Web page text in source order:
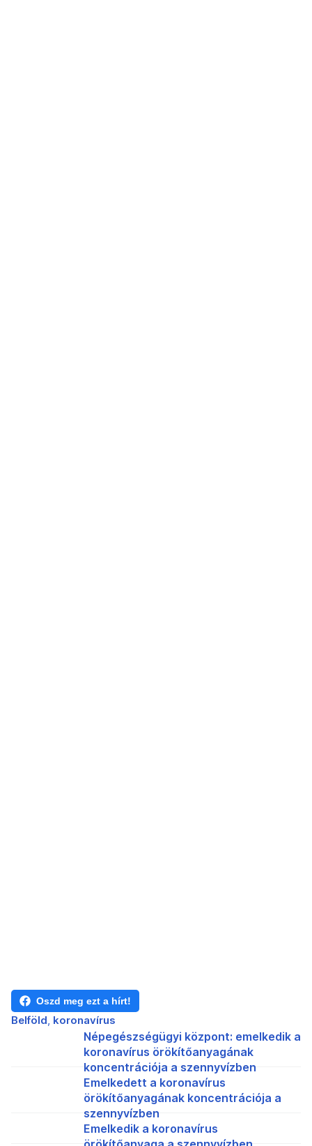
Oszd meg ezt a hírt!
Belföld koronavírus
Népegészségügyi központ: emelkedik a
koronavírus örökítőanyagának
koncentrációja a szennyvízben
Emelkedett a koronavírus
örökítőanyagának koncentrációja a
szennyvízben
Emelkedik a koronavírus